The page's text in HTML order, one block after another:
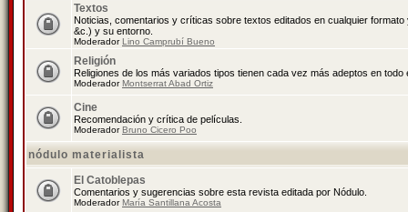
Textos
Noticias, comentarios y críticas sobre textos editados en cualquier
&c.) y su entorno.
ModeradorLino Camprubí Bueno
Religión
Religiones de los más variados tipos tienen cada vez más adeptos en todo
ModeradorMontserrat Abad Ortiz
Cine
Recomendación y crítica de películas.
ModeradorBruno Cicero Poo
nódulo materialista
El Catoblepas
Comentarios y sugerencias sobre esta revista editada por Nódulo.
ModeradorMaría Santillana Acosta